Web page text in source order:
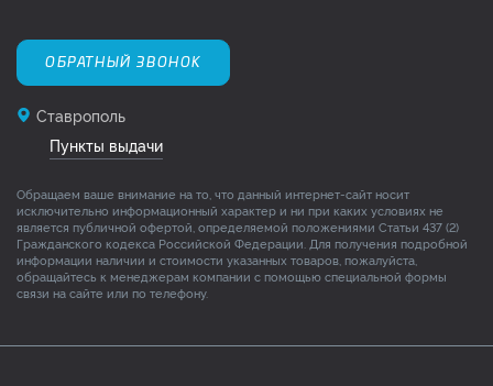
ОБРАТНЫЙ ЗВОНОК
Ставрополь
Пункты выдачи
Обращаем ваше внимание на то, что данный интернет-сайт носит
исключительно информационный характер и ни при каких условиях не
является публичной офертой, определяемой положениями Статьи 437 (2)
Гражданского кодекса Российской Федерации. Для получения подробной
информации наличии и стоимости указанных товаров, пожалуйста,
обращайтесь к менеджерам компании с помощью специальной формы
связи на сайте или по телефону.